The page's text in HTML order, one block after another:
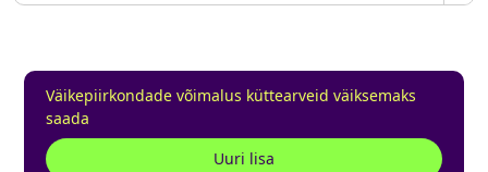
Väikepiirkondade võimalus küttearveid väiksemaks
saada
Uuri lisa